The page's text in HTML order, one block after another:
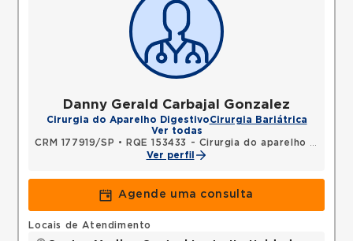
Danny Gerald Carbajal Gonzalez
Cirurgia do Aparelho DigestivoCirurgia Bariátrica
Ver todas
CRM 177919/SP •
RQE 153433 - Cirurgia do aparelho digestivo
Ver perfil
Agende uma consulta
Locais de Atendimento